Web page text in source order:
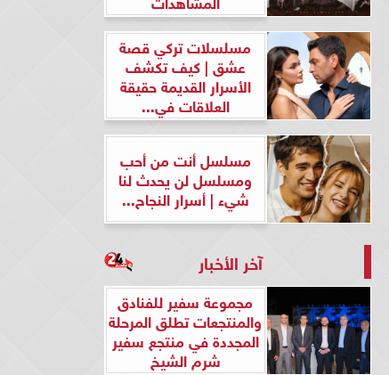
مسلسلات تركي قصة
عشق | كيف تكشف
الأسرار القديمة حقيقة
العلاقات في...
مسلسل أنت من أحب
ومسلسل لن يحدث لنا
شيء | أسرار النجاح...
آخر الأخبار
مجموعة سفير للفنادق
والمنتجعات تطلق المرحلة
المجددة في منتجع سفير
شرم الشيخ